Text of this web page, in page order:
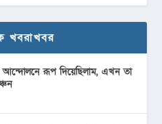
খবরাখবর
আন্দোলনে রূপ দিয়েছিলাম, এখন তা